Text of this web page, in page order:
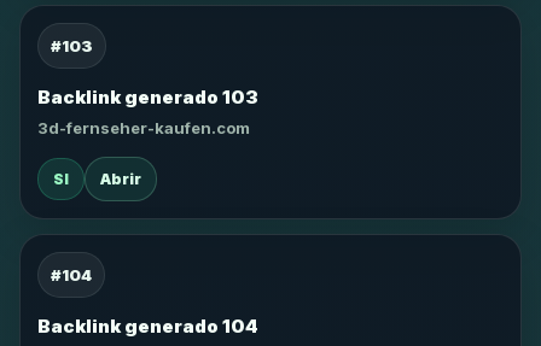
#103
Backlink generado 103
3d-fernseher-kaufen.com
SI Abrir
#104
Backlink generado 104